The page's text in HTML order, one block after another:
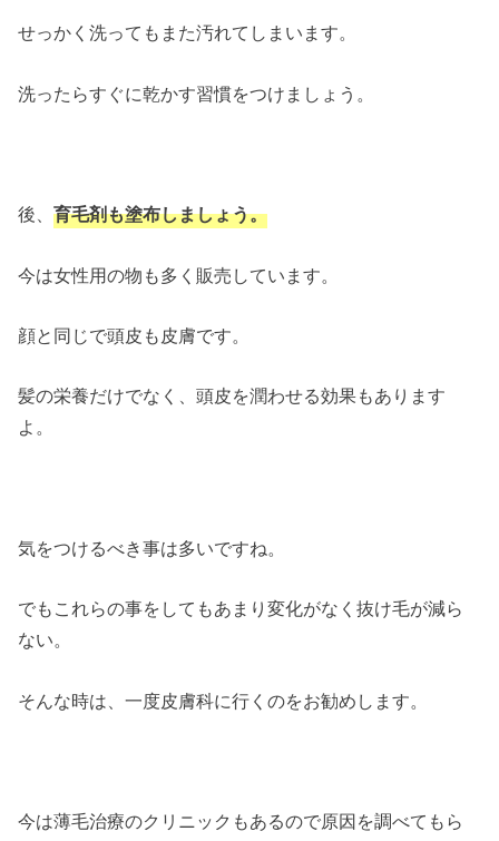
せっかく洗ってもまた汚れてしまいます。
洗ったらすぐに乾かす習慣をつけましょう。
後、育毛剤も塗布しましょう。
今は女性用の物も多く販売しています。
顔と同じで頭皮も皮膚です。
髪の栄養だけでなく、頭皮を潤わせる効果もあります
よ。
気をつけるべき事は多いですね。
でもこれらの事をしてもあまり変化がなく抜け毛が減ら
ない。
そんな時は、一度皮膚科に行くのをお勧めします。
今は薄毛治療のクリニックもあるので原因を調べてもら